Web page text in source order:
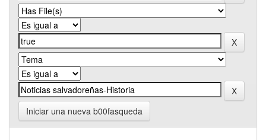
Iniciar una nueva b00fasqueda